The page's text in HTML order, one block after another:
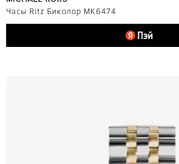
Часы Ritz Биколор MK6474